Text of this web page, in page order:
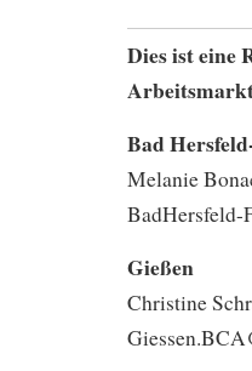
Dies ist eine
Bad
Melanie
BadHersfeld-
Gießen
Christine